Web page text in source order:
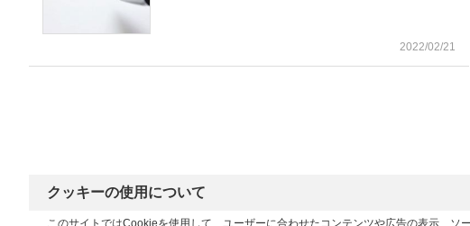
2022/02/21
クッキーの使用について
このサイトではCookieを使用して、ユーザーに合わせたコンテンツや広告の表示、